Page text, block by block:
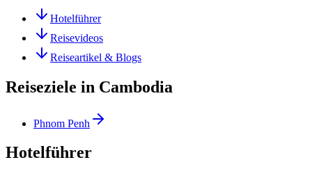
Hotelführer
Reisevideos
Reiseartikel & Blogs
Reiseziele in Cambodia
Phnom Penh
Hotelführer